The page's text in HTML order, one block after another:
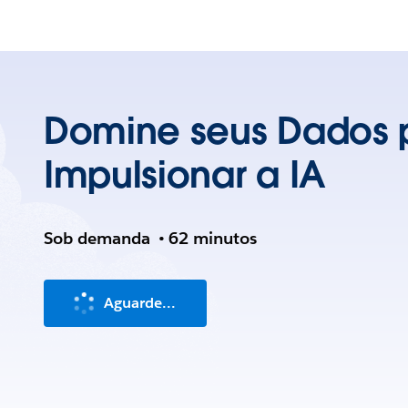
Domine seus Dados
Impulsionar a IA
Sob demanda • 62 minutos
Aguarde...